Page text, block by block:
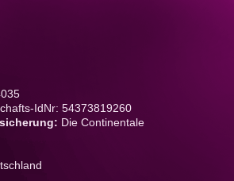
IdNr: 54373819260
Die Continentale